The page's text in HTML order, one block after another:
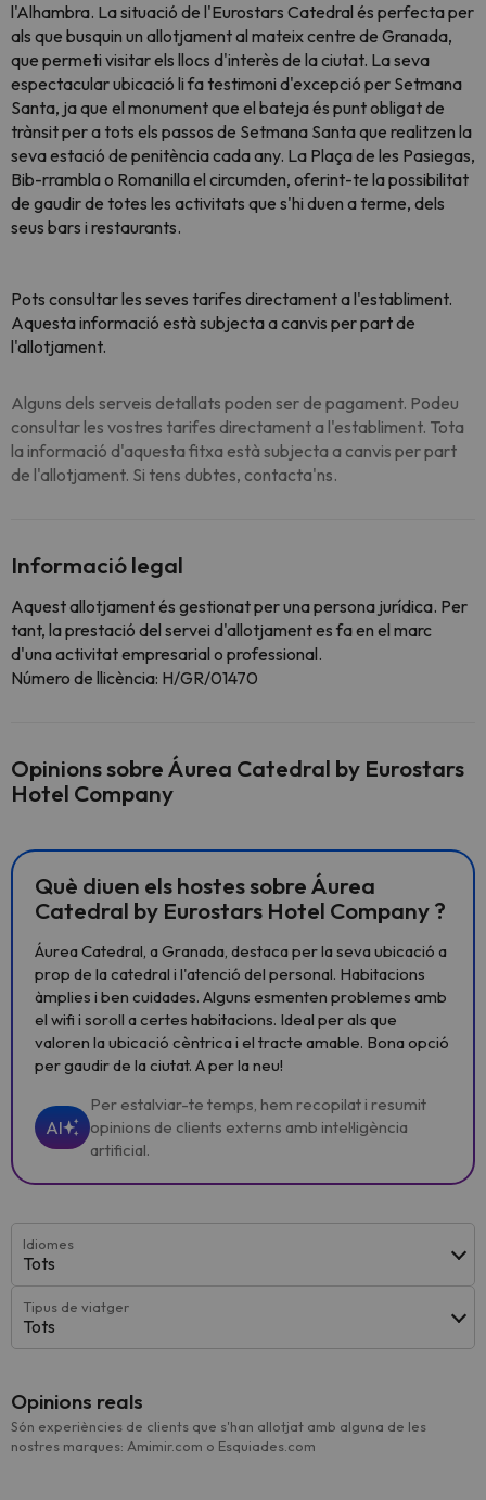
l'Alhambra. La situació de l'Eurostars Catedral és perfecta per
als que busquin un allotjament al mateix centre de Granada,
que permeti visitar els llocs d'interès de la ciutat. La seva
espectacular ubicació li fa testimoni d'excepció per Setmana
Santa, ja que el monument que el bateja és punt obligat de
trànsit per a tots els passos de Setmana Santa que realitzen la
seva estació de penitència cada any. La Plaça de les Pasiegas,
Bib-rrambla o Romanilla el circumden, oferint-te la possibilitat
de gaudir de totes les activitats que s'hi duen a terme, dels
seus bars i restaurants.
Pots consultar les seves tarifes directament a l'establiment.
Aquesta informació està subjecta a canvis per part de
l'allotjament.
Alguns dels serveis detallats poden ser de pagament. Podeu
consultar les vostres tarifes directament a l'establiment. Tota
la informació d'aquesta fitxa està subjecta a canvis per part
de l'allotjament. Si tens dubtes, contacta'ns.
Informació legal
Aquest allotjament és gestionat per una persona jurídica. Per
tant, la prestació del servei d'allotjament es fa en el marc
d'una activitat empresarial o professional.
Número de llicència: H/GR/01470
Opinions sobre Áurea Catedral by Eurostars
Hotel Company
Què diuen els hostes sobre Áurea
Catedral by Eurostars Hotel Company ?
Áurea Catedral, a Granada, destaca per la seva ubicació a
prop de la catedral i l'atenció del personal. Habitacions
àmplies i ben cuidades. Alguns esmenten problemes amb
el wifi i soroll a certes habitacions. Ideal per als que
valoren la ubicació cèntrica i el tracte amable. Bona opció
per gaudir de la ciutat. A per la neu!
AI
Per estalviar-te temps, hem recopilat i resumit
opinions de clients externs amb intel·ligència
artificial.
Idiomes
Tots
Tipus de viatger
Tots
Opinions reals
Són experiències de clients que s'han allotjat amb alguna de les
nostres marques: Amimir.com o Esquiades.com